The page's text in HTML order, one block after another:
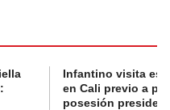
Infantino visita
en Cali previo a
posesión